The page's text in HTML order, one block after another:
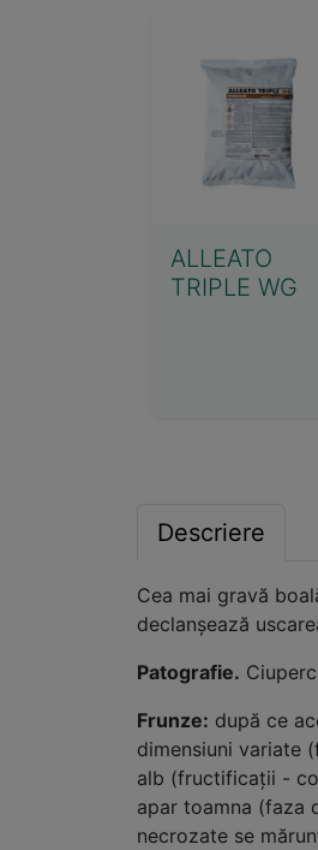
ALLEATO
TRIPLE WG
Descriere
Cea mai gravă
declanşează
Patografie.
Frunze: după ce
dimensiuni variate
alb (fructificaţii -
apar toamna (faza
necrozate se